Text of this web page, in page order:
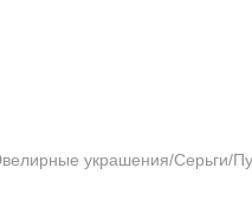
украшения/Серьги/